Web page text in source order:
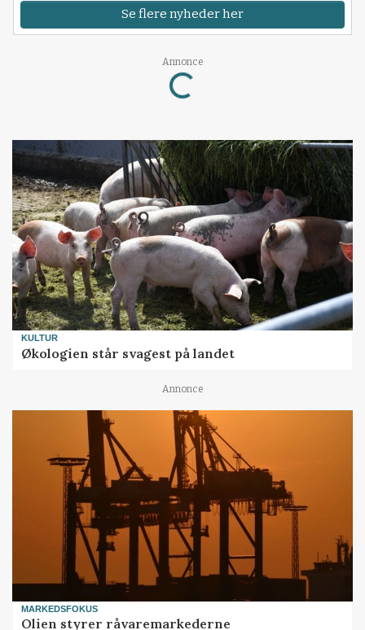
Se flere nyheder her
Annonce
Loading...
KULTUR
Økologien står svagest på landet
Annonce
MARKEDSFOKUS
Olien styrer råvaremarkederne